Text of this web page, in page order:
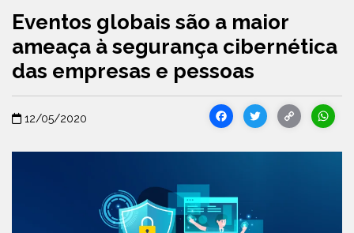
Eventos globais são a maior
ameaça à segurança cibernética
das empresas e pessoas
12/05/2020 Facebook
Twitter
Link